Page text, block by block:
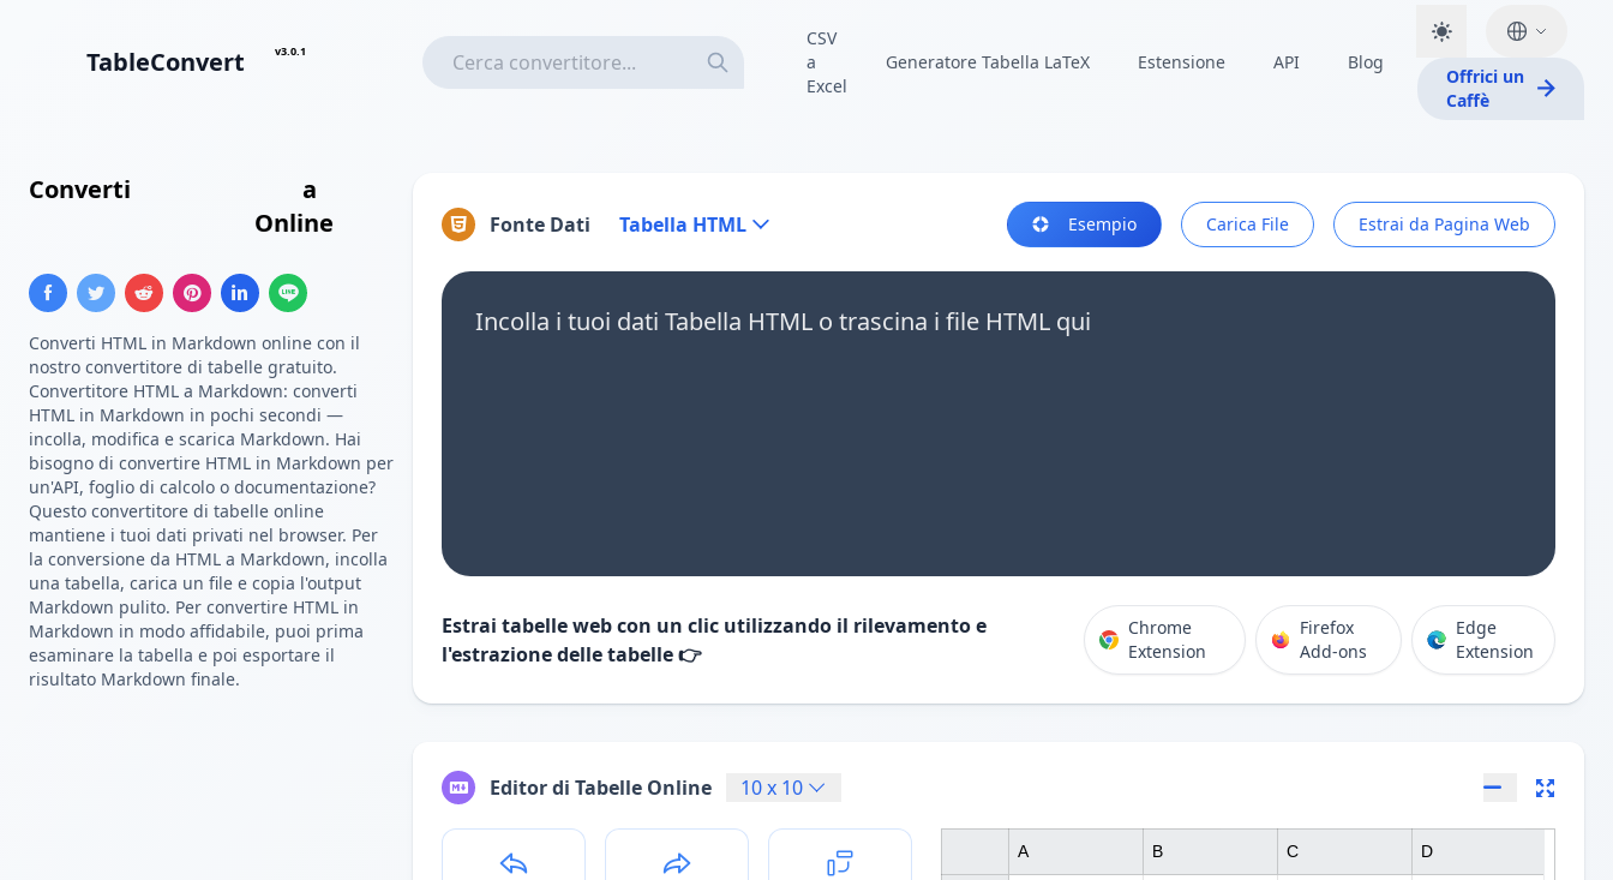
TableConvert v3.0.1
CSV
a
Excel
Generatore Tabella LaTeX Estensione API Blog
Offrici un
Caffè
Converti
a
Online
Converti HTML in Markdown online con il
nostro convertitore di tabelle gratuito.
Convertitore HTML a Markdown: converti
HTML in Markdown in pochi secondi —
incolla, modifica e scarica Markdown. Hai
bisogno di convertire HTML in Markdown per
un'API, foglio di calcolo o documentazione?
Questo convertitore di tabelle online
mantiene i tuoi dati privati nel browser. Per
la conversione da HTML a Markdown, incolla
una tabella, carica un file e copia l'output
Markdown pulito. Per convertire HTML in
Markdown in modo affidabile, puoi prima
esaminare la tabella e poi esportare il
risultato Markdown finale.
Fonte Dati Tabella HTML Esempio Carica File Estrai da Pagina Web
Incolla i tuoi dati Tabella HTML o trascina i file HTML qui
Estrai tabelle web con un clic utilizzando il rilevamento e
l'estrazione delle tabelle 👉
Chrome
Extension
Firefox
Add-ons
Edge
Extension
Editor di Tabelle Online 10x 10
A B C D